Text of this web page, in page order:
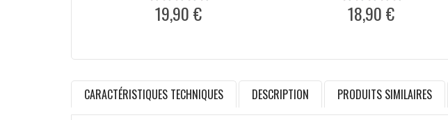
19,90 € 18,90 €
CARACTÉRISTIQUES TECHNIQUES DESCRIPTION PRODUITS SIMILAIRES